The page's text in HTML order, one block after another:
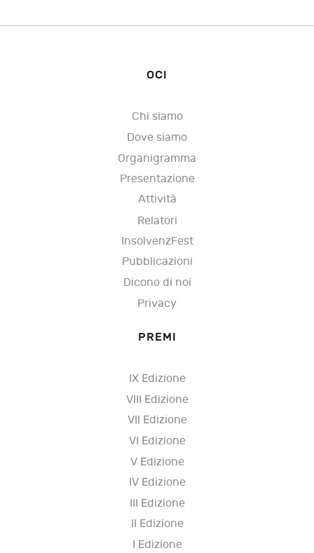
OCI
Chi siamo
Dove siamo
Organigramma
Presentazione
Attività
Relatori
InsolvenzFest
Pubblicazioni
Dicono di noi
Privacy
PREMI
IX Edizione
VIII Edizione
VII Edizione
VI Edizione
V Edizione
IV Edizione
III Edizione
II Edizione
I Edizione